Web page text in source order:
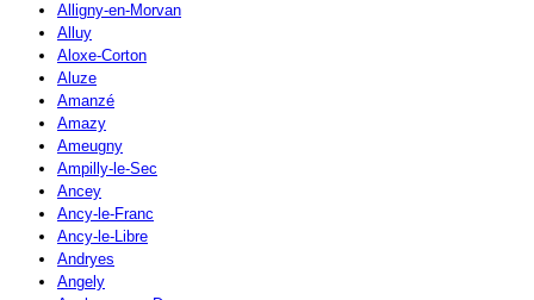
Alligny-en-Morvan
Alluy
Aloxe-Corton
Aluze
Amanzé
Amazy
Ameugny
Ampilly-le-Sec
Ancey
Ancy-le-Franc
Ancy-le-Libre
Andryes
Angely